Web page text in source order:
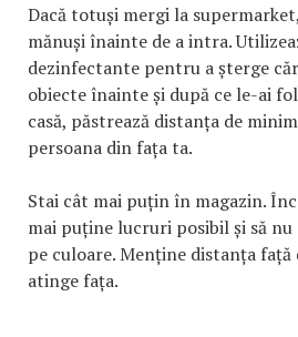
Dacă totuși mergi la
mănuși înainte de a intra.
dezinfectante pentru a șterge
obiecte înainte și după ce le-ai
casă, păstrează distanța de
persoana din fața ta.
Stai cât mai puțin în magazin.
mai puține lucruri posibil și să
pe culoare. Menține distanța
atinge fața.